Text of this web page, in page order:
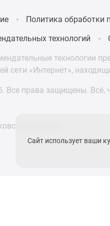
Политика обработки
технологий
технологии
сети «Интернет»,
права защищены. Всё,
области
Сайт использует ваши